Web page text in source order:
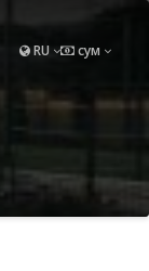
RU сум